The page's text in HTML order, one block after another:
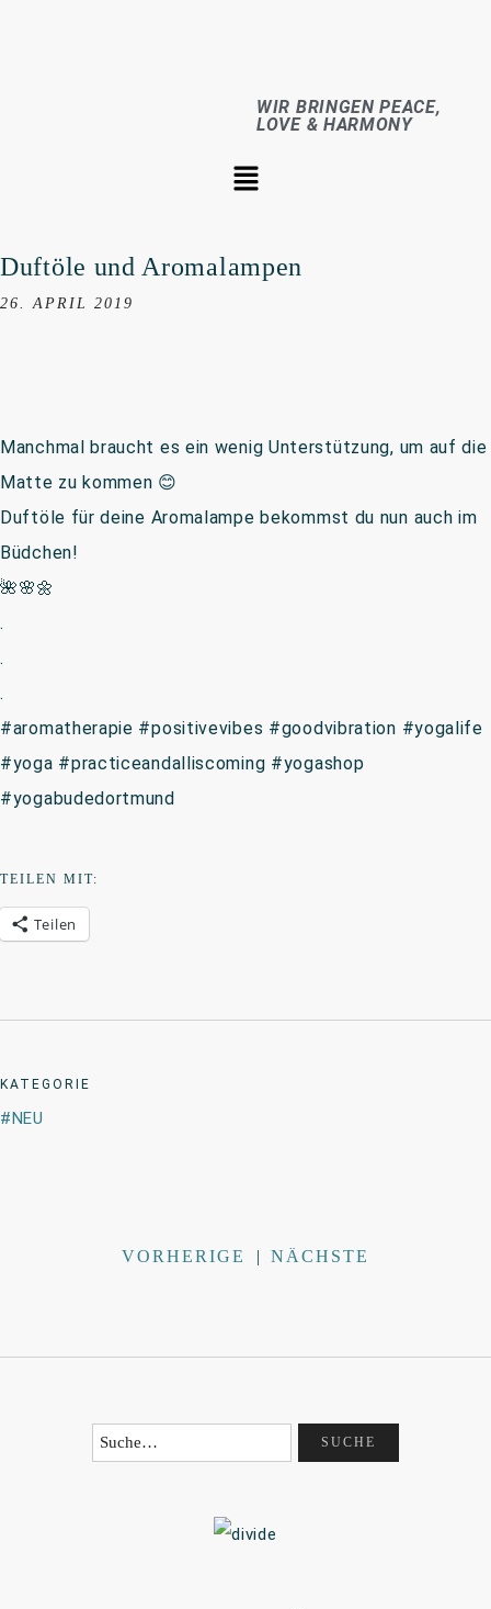
WIR BRINGEN PEACE,
LOVE & HARMONY
Duftöle und Aromalampen
26. APRIL 2019
Manchmal braucht es ein wenig Unterstützung, um auf die
Matte zu kommen 😊
Duftöle für deine Aromalampe bekommst du nun auch im
Büdchen!
🌺🌸🌼
.
.
.
#aromatherapie #positivevibes #goodvibration #yogalife
#yoga #practiceandalliscoming #yogashop
#yogabudedortmund
TEILEN MIT:
Teilen
KATEGORIE
NEU
VORHERIGE | NÄCHSTE